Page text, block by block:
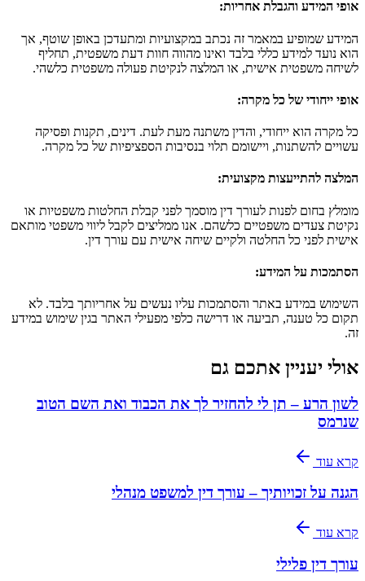
אופי המידע והגבלת אחריות:
המידע שמופיע במאמר זה נכתב במקצועיות ומתעדכן באופן שוטף, אך
הוא נועד למידע כללי בלבד ואינו מהווה חוות דעת משפטית, תחליף
לשיחה משפטית אישית, או המלצה לנקיטת פעולה משפטית כלשהי.
אופי ייחודי של כל מקרה:
כל מקרה הוא ייחודי, והדין משתנה מעת לעת. דינים, תקנות ופסיקה
עשויים להשתנות, ויישומם תלוי בנסיבות הספציפיות של כל מקרה.
המלצה להתייעצות מקצועית:
מומלץ בחום לפנות לעורך דין מוסמך לפני קבלת החלטות משפטיות או
נקיטת צעדים משפטיים כלשהם. אנו ממליצים לקבל ליווי משפטי מותאם
אישית לפני כל החלטה ולקיים שיחה אישית עם עורך דין.
הסתמכות על המידע:
השימוש במידע באתר והסתמכות עליו נעשים על אחריותך בלבד. לא
תקום כל טענה, תביעה או דרישה כלפי מפעילי האתר בגין שימוש במידע
זה.
אולי יעניין אתכם גם
לשון הרע – תן לי להחזיר לך את הכבוד ואת השם הטוב
שנרמס
קרא עוד
הגנה על זכויותיך – עורך דין למשפט מנהלי
קרא עוד
עורך דין פלילי